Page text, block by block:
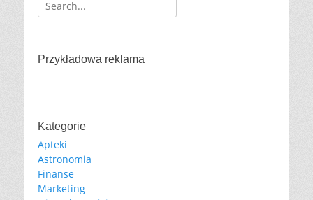
for:
Przykładowa reklama
Kategorie
Apteki
Astronomia
Finanse
Marketing